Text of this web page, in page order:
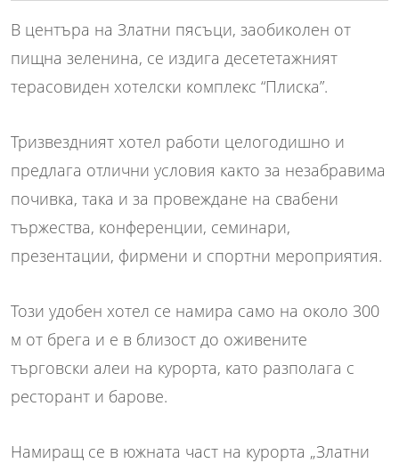
В центъра на Златни пясъци, заобиколен от
пищна зеленина, се издига десететажният
терасовиден хотелски комплекс “Плиска”.
Тризвездният хотел работи целогодишно и
предлага отлични условия както за незабравима
почивка, така и за провеждане на свабени
тържества, конференции, семинари,
презентации, фирмени и спортни мероприятия.
Този удобен хотел се намира само на около 300
м от брега и е в близост до оживените
търговски алеи на курорта, като разполага с
ресторант и барове.
Намиращ се в южната част на курорта „Златни